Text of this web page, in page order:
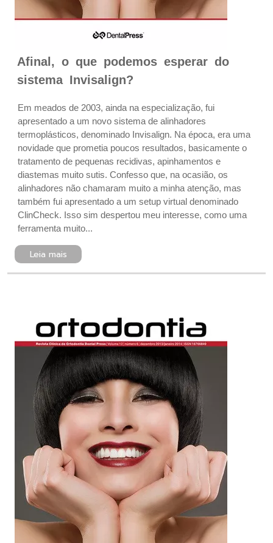
Afinal, o que podemos esperar do
sistema Invisalign?
Em meados de 2003, ainda na especialização, fui
apresentado a um novo sistema de alinhadores
termoplásticos, denominado Invisalign. Na época, era uma
novidade que prometia poucos resultados, basicamente o
tratamento de pequenas recidivas, apinhamentos e
diastemas muito sutis. Confesso que, na ocasião, os
alinhadores não chamaram muito a minha atenção, mas
também fui apresentado a um setup virtual denominado
ClinCheck. Isso sim despertou meu interesse, como uma
ferramenta muito...
Leia mais